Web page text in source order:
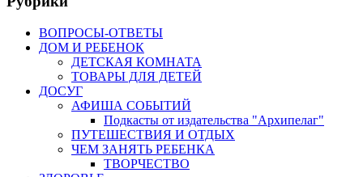
ВОПРОСЫ-ОТВЕТЫ
ДОМ И РЕБЕНОК
ДЕТСКАЯ КОМНАТА
ТОВАРЫ ДЛЯ ДЕТЕЙ
ДОСУГ
АФИША СОБЫТИЙ
Подкасты от издательства "Архипелаг"
ПУТЕШЕСТВИЯ И ОТДЫХ
ЧЕМ ЗАНЯТЬ РЕБЕНКА
ТВОРЧЕСТВО